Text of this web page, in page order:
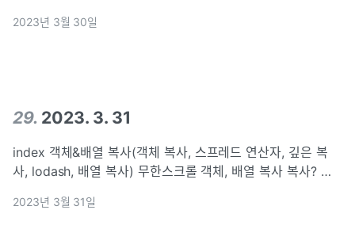
이다.또한 이 방법은 게시판 형태의 페이지에서 가장 일반적으
2023년 3월 30일
29. 2023. 3. 31
index 객체&배열 복사(객체 복사, 스프레드 연산자, 깊은 복
사, lodash, 배열 복사) 무한스크롤 객체, 배열 복사 복사? 얕
2023년 3월 31일